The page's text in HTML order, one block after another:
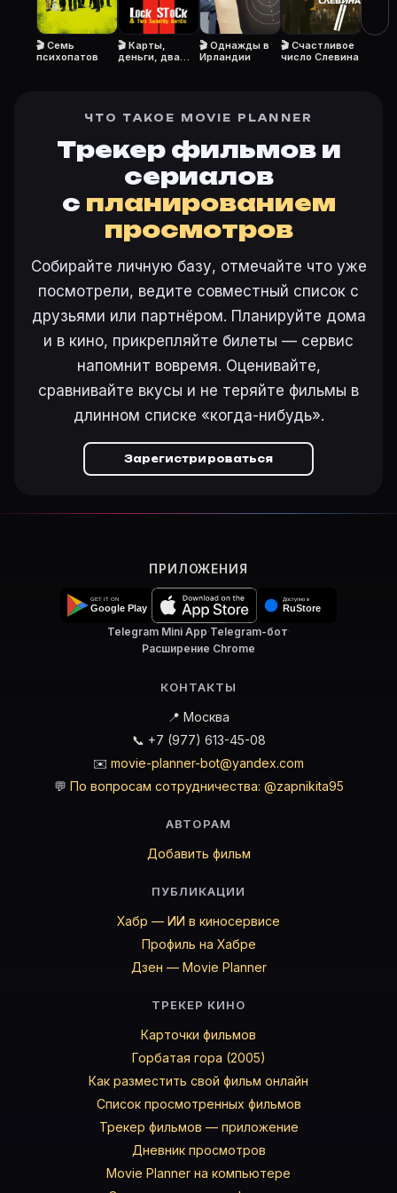
Откройте «Залечь на дно в Брюгге (2007)» на
Интересные факты о фильмах·Как вести watchlist
Другие карточки: Горбатая гора (2005) ·
Войти в кабинет— сохранить «Залечь на дно в
🎬 Семь
психопатов
🎬 Карты,
деньги, два
🎬 Однажды в
Ирландии
🎬 Счастливое
число Слевина
ЧТО ТАКОЕ MOVIE PLANNER
Трекер фильмов и
сериалов
с планированием
просмотров
Собирайте личную базу, отмечайте что уже
посмотрели, ведите совместный список с
друзьями или партнёром. Планируйте дома
и в кино, прикрепляйте билеты — сервис
напомнит вовремя. Оценивайте,
сравнивайте вкусы и не теряйте фильмы в
длинном списке «когда-нибудь».
Зарегистрироваться
ПРИЛОЖЕНИЯ
Telegram Mini App·Telegram-бот·
Расширение Chrome
КОНТАКТЫ
📍 Москва
📞 +7 (977) 613-45-08
✉️ movie-planner-bot@yandex.com
💬 По вопросам сотрудничества: @zapnikita95
АВТОРАМ
Добавить фильм
ПУБЛИКАЦИИ
Хабр — ИИ в киносервисе
Профиль на Хабре
Дзен — Movie Planner
ТРЕКЕР КИНО
Карточки фильмов
Горбатая гора (2005)
Как разместить свой фильм онлайн
Список просмотренных фильмов
Трекер фильмов — приложение
Дневник просмотров
Movie Planner на компьютере